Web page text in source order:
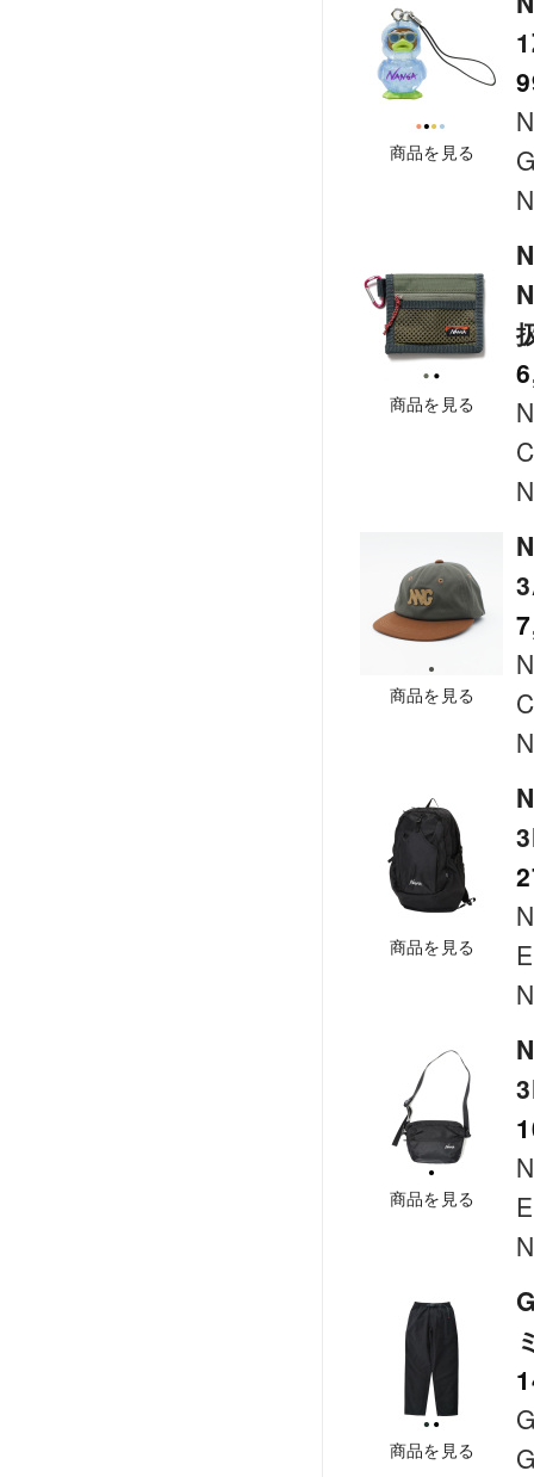
商品を見る
商品を見る
商品を見る
商品を見る
商品を見る
商品を見る